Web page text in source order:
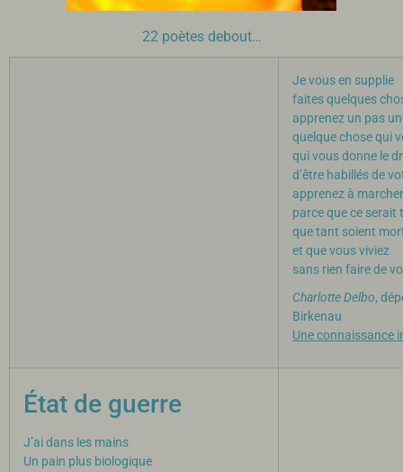
22 poètes debout…
Je vous en supplie
faites quelques
apprenez un pas
quelque chose qui
qui vous donne le
d’être habillés de
apprenez à
parce que ce serait
que tant soient
et que vous viviez
sans rien faire de
Charlotte Delbo,
Birkenau
Une connaissance
État de guerre
J’ai dans les mains
Un pain plus biologique